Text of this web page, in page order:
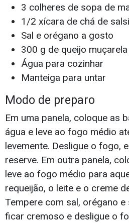
3 colheres de sopa de
1/2 xícara de chá de
Sal e orégano a gosto
300 g de queijo
Água para cozinhar
Manteiga para untar
Modo de preparo
Em uma panela, coloque as
água e leve ao fogo médio
levemente. Desligue o fogo,
reserve. Em outra panela,
leve ao fogo médio para
requeijão, o leite e o creme
Tempere com sal, orégano e
ficar cremoso e desligue o